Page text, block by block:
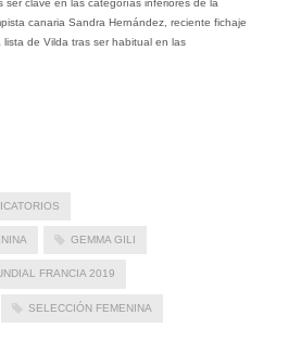
ser clave en las categorías inferiores de la
canaria Sandra Hernández, reciente fichaje
de Vilda tras ser habitual en las
GEMMA GILI
FRANCIA 2019
SELECCIÓN FEMENINA